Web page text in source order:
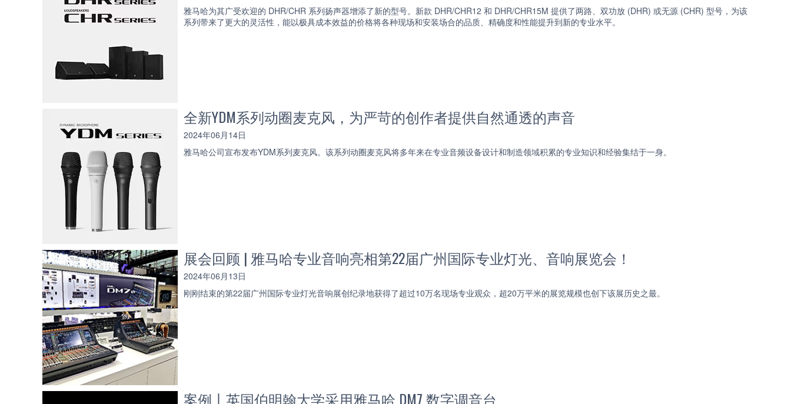
雅马哈为其广受欢迎的 DHR/CHR 系列扬声器增添了新的型号。新款 DHR/CHR12 和 DHR/CHR15M 提供了两路、双功放 (DHR) 或无源 (CHR) 型号，为该
系列带来了更大的灵活性，能以极具成本效益的价格将各种现场和安装场合的品质、精确度和性能提升到新的专业水平。
全新YDM系列动圈麦克风，为严苛的创作者提供自然通透的声音
2024年06月14日
雅马哈公司宣布发布YDM系列麦克风。该系列动圈麦克风将多年来在专业音频设备设计和制造领域积累的专业知识和经验集结于一身。
展会回顾 | 雅马哈专业音响亮相第22届广州国际专业灯光、音响展览会！
2024年06月13日
刚刚结束的第22届广州国际专业灯光音响展创纪录地获得了超过10万名现场专业观众，超20万平米的展览规模也创下该展历史之最。
案例丨英国伯明翰大学采用雅马哈 DM7 数字调音台